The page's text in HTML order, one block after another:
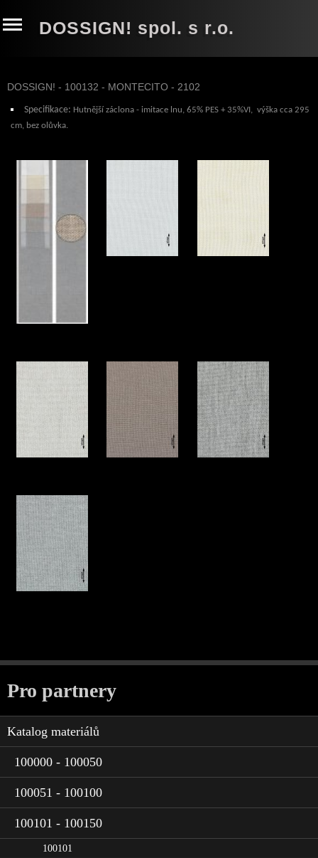
DOSSIGN! spol. s r.o.
DOSSIGN! - 100132 - MONTECITO - 2102
Specifikace: Hutnější záclona - imitace lnu, 65% PES + 35%VI, výška cca 295
cm, bez olůvka.
Pro partnery
Katalog materiálů
100000 - 100050
100051 - 100100
100101 - 100150
100101